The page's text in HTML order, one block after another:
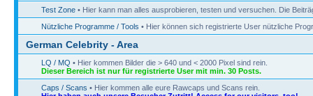
Test Zone • Hier kann man alles ausprobieren, testen und versuchen. Die
Nützliche Programme / Tools • Hier können sich registrierte User nützliche
German Celebrity - Area
LQ / MQ • Hier kommen Bilder die > 640 und < 2000 Pixel sind rein.
Dieser Bereich ist nur für registrierte User mit min. 30 Posts.
Caps / Scans • Hier kommen alle eure Rawcaps und Scans rein.